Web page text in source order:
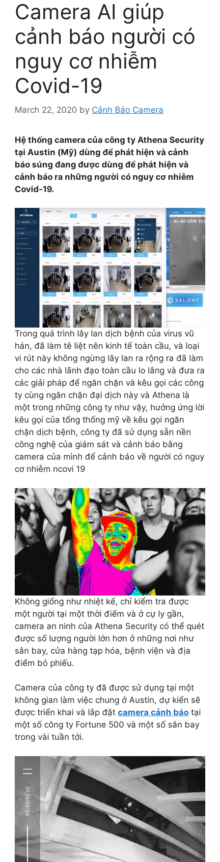
Camera AI giúp
cảnh báo người có
nguy cơ nhiễm
Covid-19
March 22, 2020 by Cảnh Báo Camera
Hệ thống camera của công ty Athena Security
tại Austin (Mỹ) dùng để phát hiện và cảnh
báo súng đang được dùng để phát hiện và
cảnh báo ra những người có nguy cơ nhiễm
Covid-19.
Trong quá trình lây lan dịch bệnh của virus vũ
hán, đã làm tê liệt nên kinh tế toàn cầu, và loại
vi rút này không ngừng lây lan ra rộng ra đã làm
cho các nhà lãnh đạo toàn cầu lo lắng và đưa ra
các giải pháp để ngăn chặn và kêu gọi các công
ty cùng ngăn chặn đại dịch này và Athena là
một trong những công ty như vậy, hưởng ứng lời
kêu gọi của tổng thống mỹ về kêu gọi ngăn
chặn dịch bệnh, công ty đã sử dụng sẵn nền
công nghệ của giám sát và cảnh báo bằng
camera của mình để cảnh báo về người có nguy
cơ nhiễm ncovi 19
Không giống như nhiệt kế, chỉ kiểm tra được
một người tại một thời điểm và ở cự ly gần,
camera an ninh của Athena Security có thể quét
được số lượng người lớn hơn ở những nơi như
sân bay, cửa hàng tạp hóa, bệnh viện và địa
điểm bỏ phiếu.
Camera của công ty đã được sử dụng tại một
không gian làm việc chung ở Austin, dự kiến sẽ
được triển khai và lắp đặt camera cảnh báo tại
một số công ty Fortune 500 và một số sân bay
trong vài tuần tới.